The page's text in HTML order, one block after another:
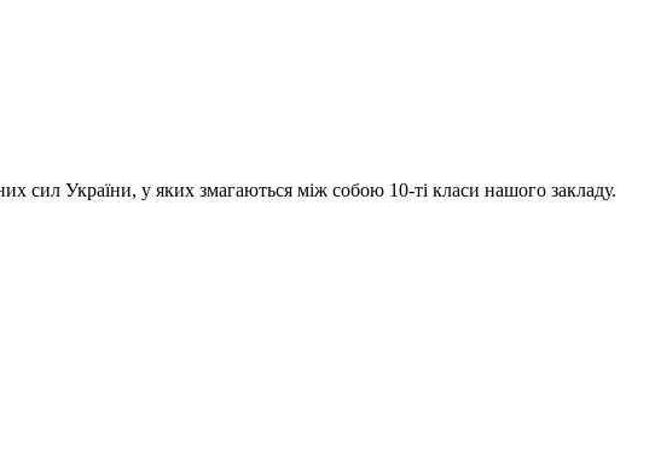
сил України, у яких змагаються між собою 10-ті класи нашого закладу.